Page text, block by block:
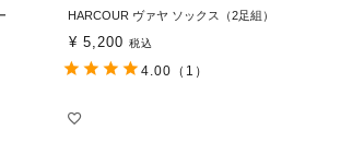
HARCOUR ヴァヤ ソックス（2足組）
¥ 5,200 税込
4.00 （1）